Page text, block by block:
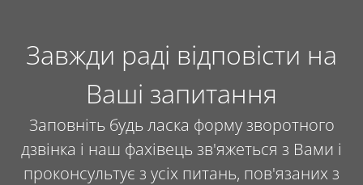
Завжди раді відповісти на
Ваші запитання
Заповніть будь ласка форму зворотного
дзвінка і наш фахівець зв'яжеться з Вами і
проконсультує з усіх питань, пов'язаних з